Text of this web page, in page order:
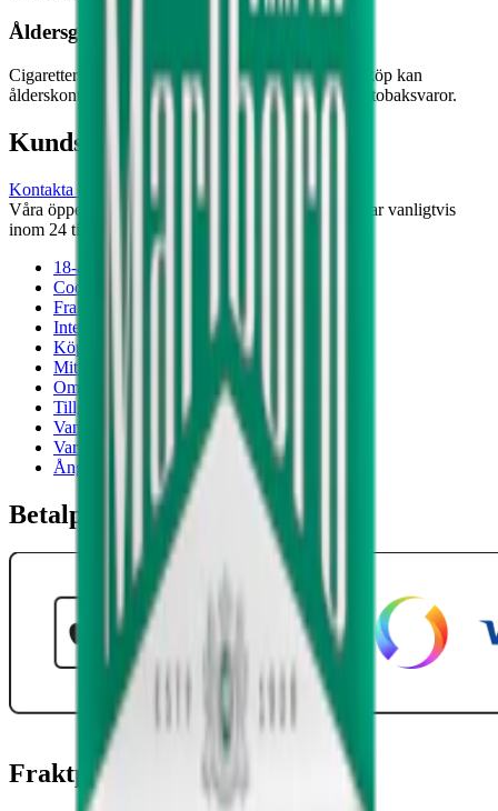
Åldersgräns
Cigaretter säljs endast till personer över 18 år. Vid köp kan
ålderskontroll genomföras enligt gällande regler för tobaksvaror.
Kundservice
Kontakta oss
Våra öppettider är: Alla dagar 08:00 - 18:00 Vi svarar vanligtvis
inom 24 timmar på vardagar.
18-årsgräns
Cookiepolicy
Frakt- och leveransvillkor
Integritetspolicy
Köpvillkor
Mitt konto
Om Snuset.se
Tillgänglighetsredogörelse
Vanliga frågor
Varumärken
Ånger
Betalpartner
Fraktpartners